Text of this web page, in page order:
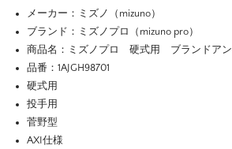
メーカー：ミズノ（mizuno）
ブランド：ミズノプロ（mizuno pro）
商品名：ミズノプロ 硬式用 ブランドア
品番：1AJGH98701
硬式用
投手用
菅野型
AXI仕様